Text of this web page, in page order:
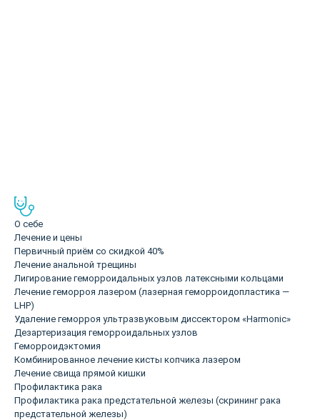
О себе
Лечение и цены
Первичный приём со скидкой 40%
Лечение анальной трещины
Лигирование геморроидальных узлов латексными кольцами
Лечение геморроя лазером (лазерная геморроидопластика —
LHP)
Удаление геморроя ультразвуковым диссектором «Harmonic»
Дезартеризация геморроидальных узлов
Геморроидэктомия
Комбинированное лечение кисты копчика лазером
Лечение свища прямой кишки
Профилактика рака
Профилактика рака предстательной железы (скрининг рака
предстательной железы)